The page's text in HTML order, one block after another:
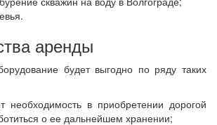
аренды
будет выгодно по ряду таких
необходимость в приобретении дорогой
о ее дальнейшем хранении;